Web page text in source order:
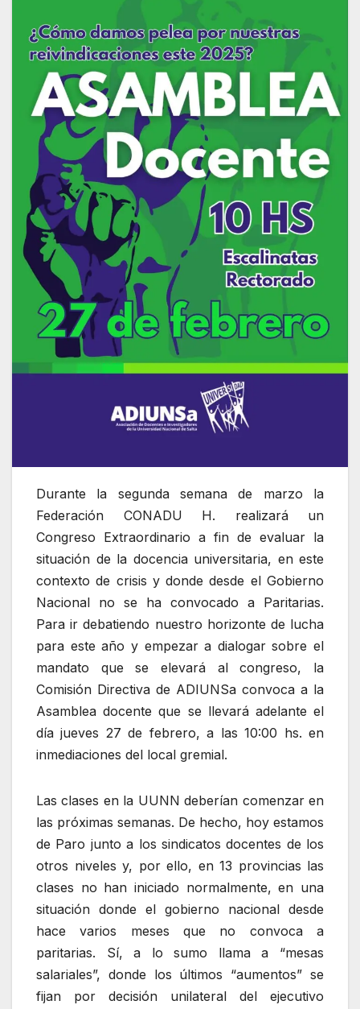
Durante la segunda semana de marzo la
Federación CONADU H. realizará un
Congreso Extraordinario a fin de evaluar la
situación de la docencia universitaria, en este
contexto de crisis y donde desde el Gobierno
Nacional no se ha convocado a Paritarias.
Para ir debatiendo nuestro horizonte de lucha
para este año y empezar a dialogar sobre el
mandato que se elevará al congreso, la
Comisión Directiva de ADIUNSa convoca a la
Asamblea docente que se llevará adelante el
día jueves 27 de febrero, a las 10:00 hs. en
inmediaciones del local gremial.
Las clases en la UUNN deberían comenzar en
las próximas semanas. De hecho, hoy estamos
de Paro junto a los sindicatos docentes de los
otros niveles y, por ello, en 13 provincias las
clases no han iniciado normalmente, en una
situación donde el gobierno nacional desde
hace varios meses que no convoca a
paritarias. Sí, a lo sumo llama a “mesas
salariales”, donde los últimos “aumentos” se
fijan por decisión unilateral del ejecutivo